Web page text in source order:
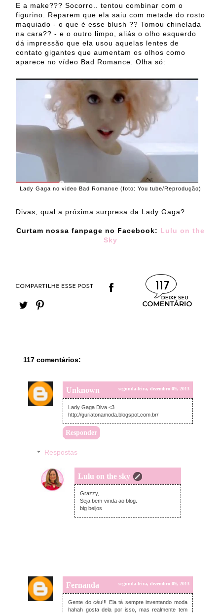
E a make??? Socorro.. tentou combinar com o
figurino. Reparem que ela saiu com metade do rosto
maquiado - o que é esse blush ?? Tomou chinelada
na cara?? - e o outro limpo, aliás o olho esquerdo
dá impressão que ela usou aquelas lentes de
contato gigantes que aumentam os olhos como
aparece no vídeo Bad Romance. Olha só:
Lady Gaga no video Bad Romance (foto: You tube/Reprodução)
Divas, qual a próxima surpresa da Lady Gaga?
Curtam nossa fanpage no Facebook: Lulu on the
Sky
117
117 comentários:
Unknown segunda-feira, dezembro 09, 2013
Lady Gaga Diva <3
http://guriatonamoda.blogspot.com.br/
Responder
Respostas
Lulu on the sky
terça-feira, dezembro 10, 2013
Grazzy,
Seja bem-vinda ao blog.
big beijos
Fernanda segunda-feira, dezembro 09, 2013
Gente do céu!!! Ela tá sempre inventando moda
hahah gosta dela por isso, mas realmente tem